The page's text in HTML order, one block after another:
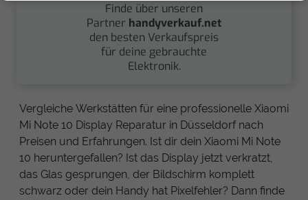
Finde über unseren
Partner handyverkauf.net
den besten Verkaufspreis
für deine gebrauchte
Elektronik.
Vergleiche Werkstätten für eine professionelle Xiaomi
Mi Note 10 Display Reparatur in Düsseldorf nach
Preisen und Erfahrungen. Ist dir dein Xiaomi Mi Note
10 heruntergefallen? Ist das Display jetzt verkratzt,
das Glas gesprungen, der Bildschirm komplett
schwarz oder dein Handy hat Pixelfehler? Dann finde